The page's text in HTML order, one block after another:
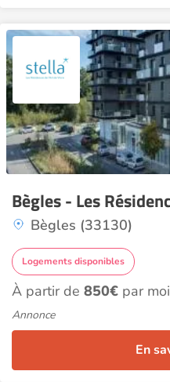
Bègles - Les
Bègles (33130)
Logements disponibles
À partir de 850€ par
Annonce
En